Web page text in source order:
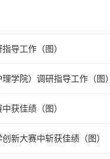
导工作（图）
学院）调研指导工作（图
获佳绩（图）
新大赛中斩获佳绩（图）